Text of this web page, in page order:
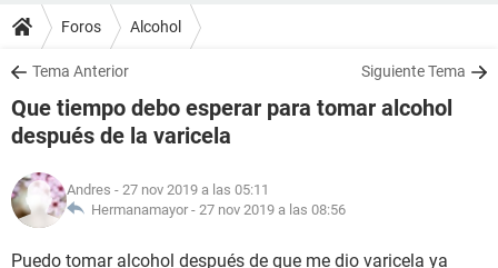
FOROS
SALUD
FAMILIA
NUTRICIÓN
Foros Alcohol
Tema Anterior Siguiente Tema
Que tiempo debo esperar para tomar alcohol
después de la varicela
Andres - 27 nov 2019 a las 05:11
Hermanamayor - 27 nov 2019 a las 08:56
Puedo tomar alcohol después de que me dio varicela ya